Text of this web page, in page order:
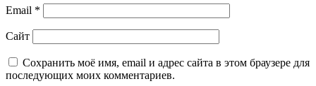
Email *
Сайт
Сохранить моё имя, email и адрес сайта в этом браузере для
последующих моих комментариев.